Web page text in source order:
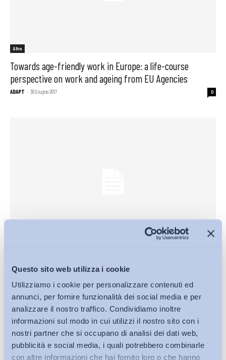
Questo sito web utilizza i cookie
Utilizziamo i cookie per personalizzare contenuti ed
annunci, per fornire funzionalità dei social media e per
analizzare il nostro traffico. Condividiamo inoltre
informazioni sul modo in cui utilizzi il nostro sito con i
nostri partner che si occupano di analisi dei dati web,
pubblicità e social media, i quali potrebbero combinarle
con altre informazioni che hai fornito loro o che hanno
Altro
Towards age-friendly work in Europe: a life-course
perspective on work and ageing from EU Agencies
ADAPT - 30 Giugno 2017 0
and Member States policies, strategies and programmes
ADAPT - 23 Gennaio 2017